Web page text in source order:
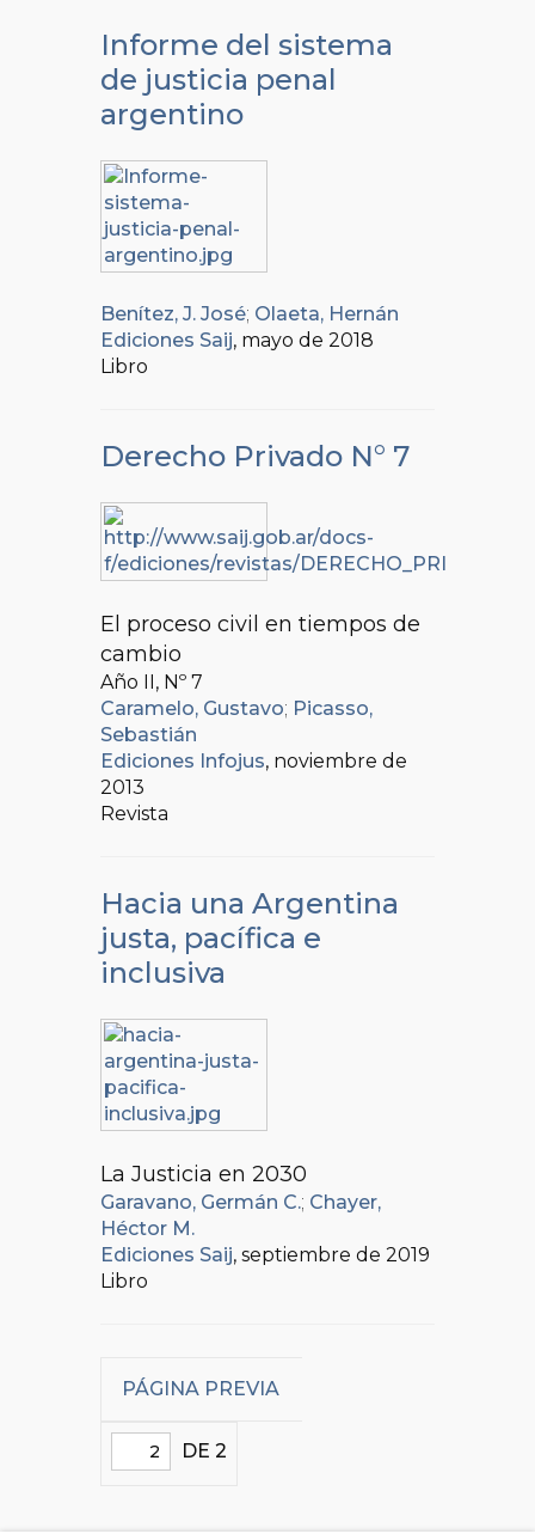
Informe del sistema
de justicia penal
argentino
Benítez, J. José; Olaeta, Hernán
Ediciones Saij, mayo de 2018
Libro
Derecho Privado N° 7
El proceso civil en tiempos de
cambio
Año II, Nº 7
Caramelo, Gustavo; Picasso,
Sebastián
Ediciones Infojus, noviembre de
2013
Revista
Hacia una Argentina
justa, pacífica e
inclusiva
La Justicia en 2030
Garavano, Germán C.; Chayer,
Héctor M.
Ediciones Saij, septiembre de 2019
Libro
PÁGINA PREVIA
DE 2